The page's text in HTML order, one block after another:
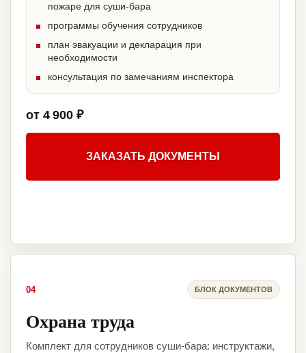
пожаре для суши-бара
программы обучения сотрудников
план эвакуации и декларация при
необходимости
консультация по замечаниям инспектора
от 4 900 ₽
ЗАКАЗАТЬ ДОКУМЕНТЫ
04 БЛОК ДОКУМЕНТОВ
Охрана труда
Комплект для сотрудников суши-бара: инструктажи,